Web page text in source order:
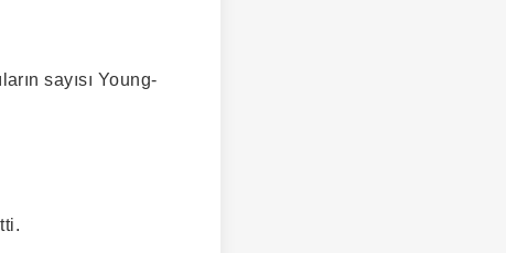
sayısı Young-